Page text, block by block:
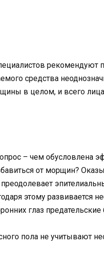
рекомендуют
средства
в целом, и всего лица
– чем обусловлена
от морщин?
этому развивается
глаз
пола не учитывают